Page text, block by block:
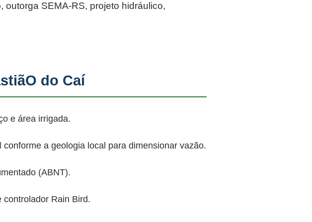
SEMA-RS, projeto hidráulico,
do Caí
e área irrigada.
a geologia local para dimensionar vazão.
(ABNT).
Rain Bird.